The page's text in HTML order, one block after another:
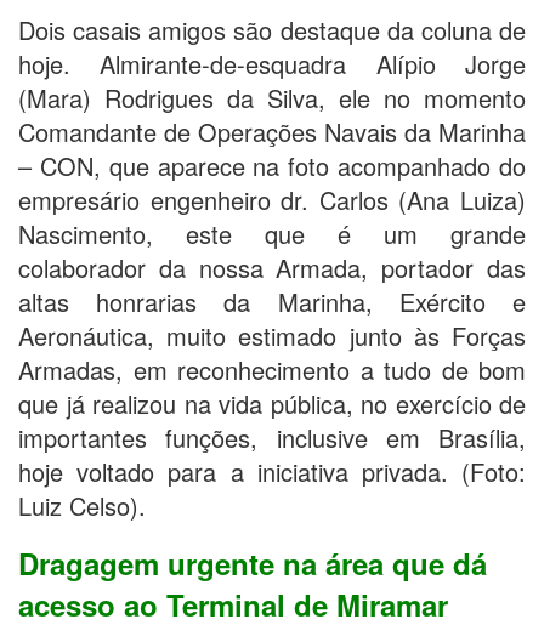
Dois casais amigos são destaque da coluna de
hoje. Almirante-de-esquadra Alípio Jorge
(Mara) Rodrigues da Silva, ele no momento
Comandante de Operações Navais da Marinha
– CON, que aparece na foto acompanhado do
empresário engenheiro dr. Carlos (Ana Luiza)
Nascimento, este que é um grande
colaborador da nossa Armada, portador das
altas honrarias da Marinha, Exército e
Aeronáutica, muito estimado junto às Forças
Armadas, em reconhecimento a tudo de bom
que já realizou na vida pública, no exercício de
importantes funções, inclusive em Brasília,
hoje voltado para a iniciativa privada. (Foto:
Luiz Celso).
Dragagem urgente na área que dá
acesso ao Terminal de Miramar